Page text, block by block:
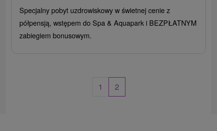
Specjalny pobyt uzdrowiskowy w świetnej cenie z
półpensją, wstępem do Spa & Aquapark i BEZPŁATNYM
zabiegiem bonusowym.
1 2